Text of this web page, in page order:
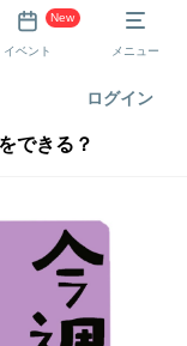
New
イベント メニュー
ログイン
できる？